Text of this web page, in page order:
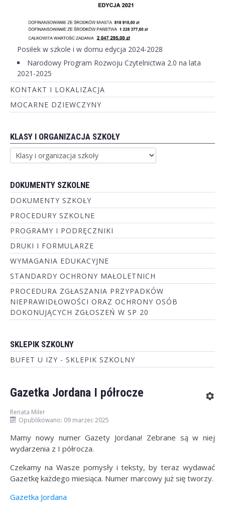
Posiłek w szkole i w domu edycja 2024-2028
Narodowy Program Rozwoju Czytelnictwa 2.0 na lata
2021-2025
KONTAKT I LOKALIZACJA
MOCARNE DZIEWCZYNY
KLASY I ORGANIZACJA SZKOŁY
DOKUMENTY SZKOLNE
DOKUMENTY SZKOŁY
PROCEDURY SZKOLNE
PROGRAMY I PODRĘCZNIKI
DRUKI I FORMULARZE
WYMAGANIA EDUKACYJNE
STANDARDY OCHRONY MAŁOLETNICH
PROCEDURA ZGŁASZANIA PRZYPADKÓW
NIEPRAWIDŁOWOŚCI ORAZ OCHRONY OSÓB
DOKONUJĄCYCH ZGŁOSZEŃ W SP 20
SKLEPIK SZKOLNY
BUFET U IZY - SKLEPIK SZKOLNY
Gazetka Jordana I półrocze
Renata Miler
Opublikowano: 09 marzec 2025
Mamy nowy numer Gazety Jordana! Zebrane są w niej
wydarzenia z I półrocza.
Czekamy na Wasze pomysły i teksty, by teraz wydawać
Gazetkę każdego miesiąca. Numer marcowy już się tworzy.
Gazetka Jordana